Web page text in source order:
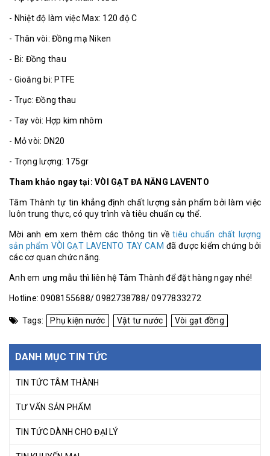
- Nhiệt độ làm việc Max: 120 độ C
- Thân vòi: Đồng mạ Niken
- Bi: Đồng thau
- Gioăng bi: PTFE
- Trục: Đồng thau
- Tay vòi: Hợp kim nhôm
- Mỏ vòi: DN20
- Trọng lượng: 175gr
Tham khảo ngay tại: VÒI GẠT ĐA NĂNG LAVENTO
Tâm Thành tự tin khẳng định chất lượng sản phẩm bởi làm việc
luôn trung thực, có quy trình và tiêu chuẩn cụ thể.
Mời anh em xem thêm các thông tin vềtiêu chuẩn chất lượng
sản phẩm VÒI GẠT LAVENTO TAY CAM đã được kiểm chứng bởi
các cơ quan chức năng.
Anh em ưng mẫu thì liên hệ Tâm Thành để đặt hàng ngay nhé!
Hotline: 0908155688/ 0982738788/ 0977833272
Tags: Phụ kiện nước Vật tư nước Vòi gạt đồng
DANH MỤC TIN TỨC
TIN TỨC TÂM THÀNH
TƯ VẤN SẢN PHẨM
TIN TỨC DÀNH CHO ĐẠI LÝ